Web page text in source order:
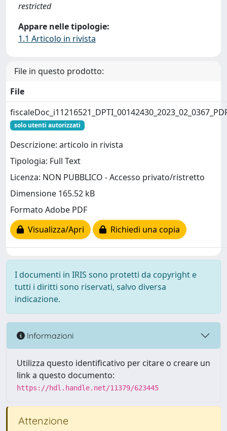
restricted
Appare nelle tipologie:
1.1 Articolo in rivista
File in questo prodotto:
File
solo utenti autorizzati
Descrizione: articolo in rivista
Tipologia: Full Text
Licenza: NON PUBBLICO - Accesso privato/ristretto
Dimensione 165.52 kB
Formato Adobe PDF
Visualizza/Apri
Richiedi una copia
I documenti in IRIS sono protetti da copyright e
tutti i diritti sono riservati, salvo diversa
indicazione.
Informazioni
Utilizza questo identificativo per citare o creare un
link a questo documento:
https://hdl.handle.net/11379/623445
Attenzione